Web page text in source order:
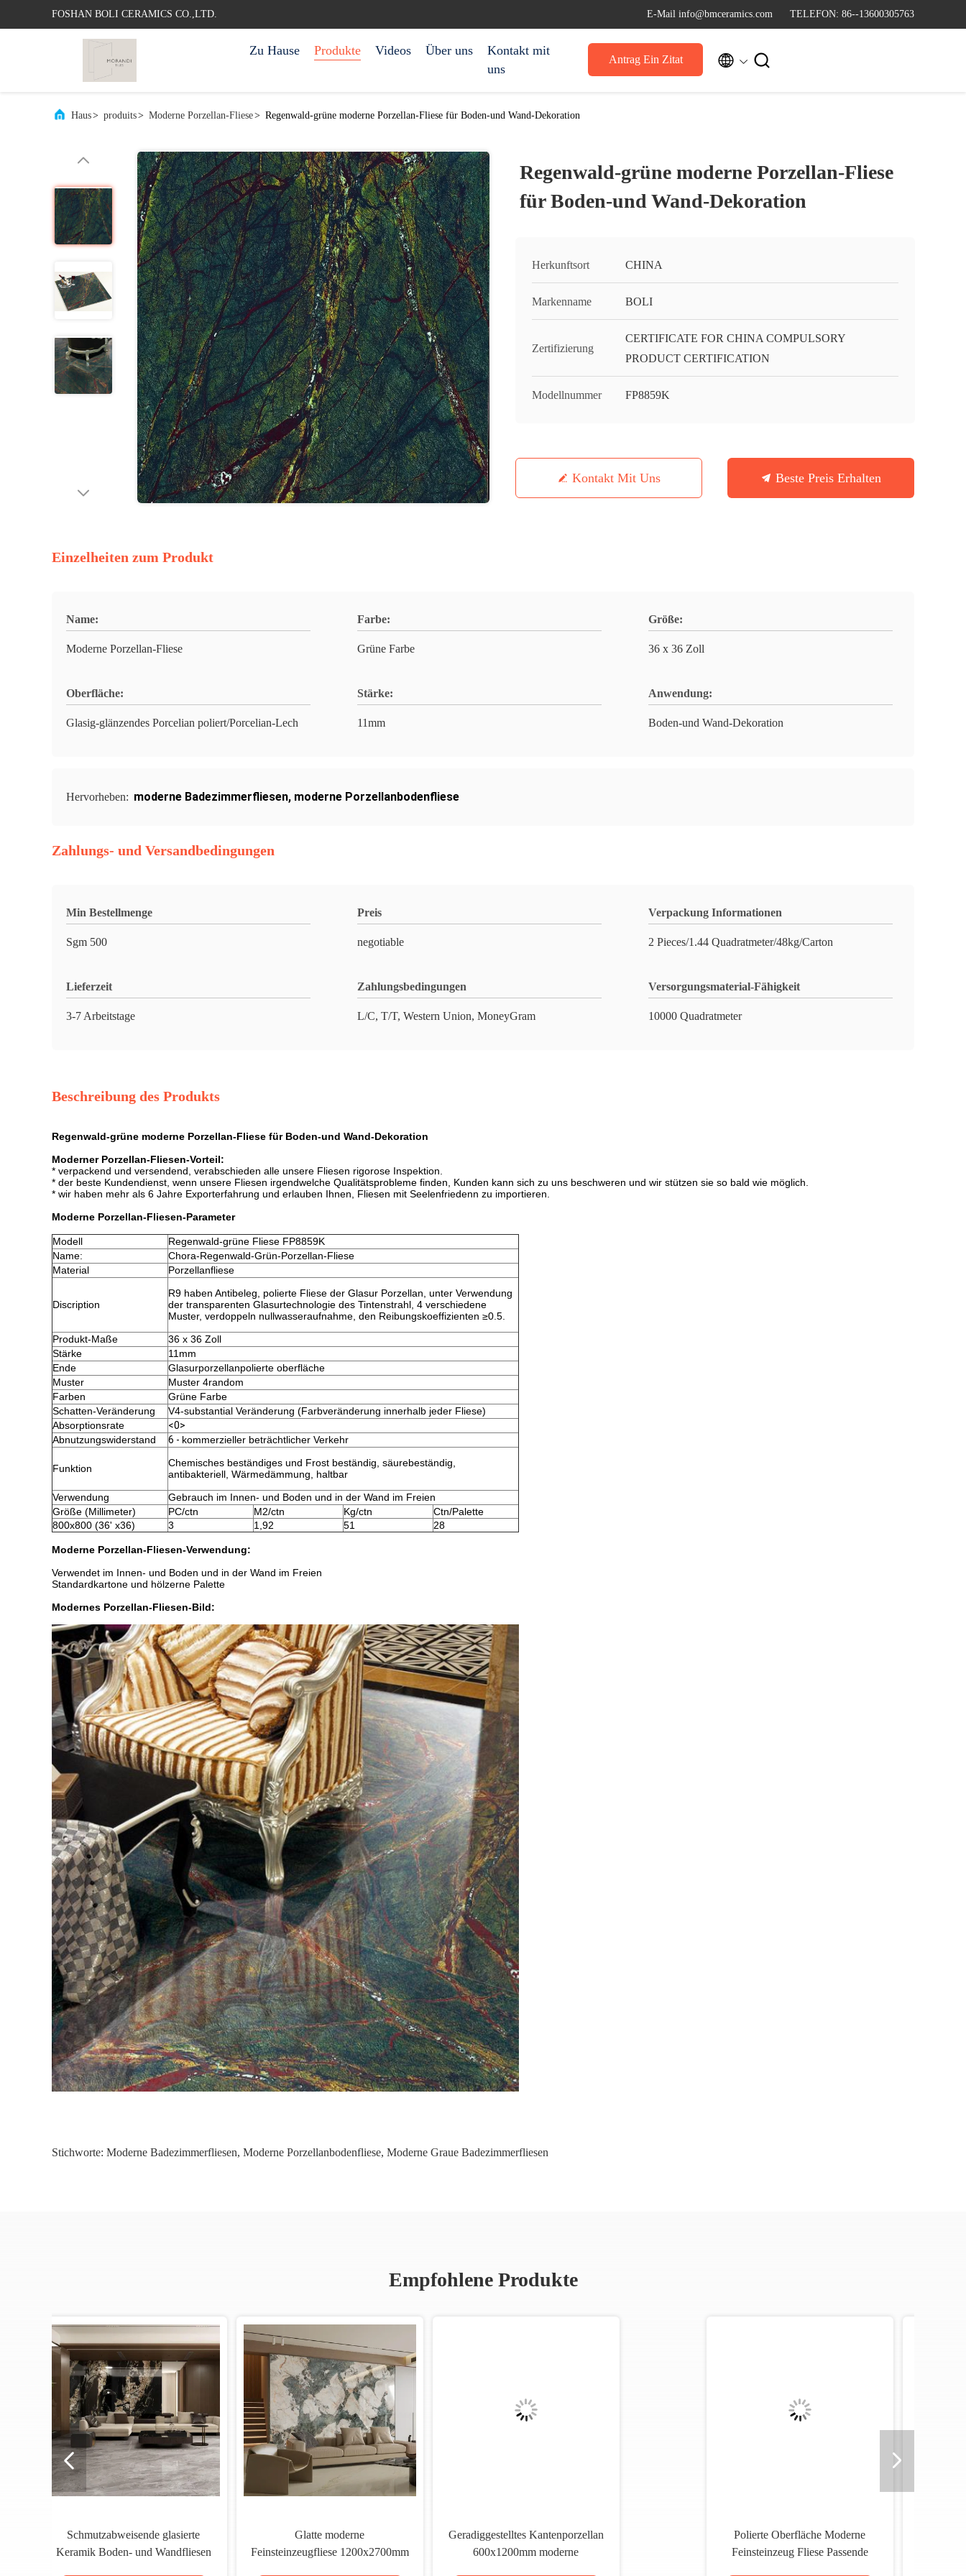
FOSHAN BOLI CERAMICS CO.,LTD. E-Mail info@bmceramics.com TELEFON: 86--13600305763
Zu Hause Produkte Videos Über uns
Kontakt mit
uns
Antrag Ein Zitat  
Haus> produits> Moderne Porzellan-Fliese> Regenwald-grüne moderne Porzellan-Fliese für Boden-und Wand-Dekoration
Regenwald-grüne moderne Porzellan-Fliese
für Boden-und Wand-Dekoration
Herkunftsort CHINA
Markenname BOLI
Zertifizierung
CERTIFICATE FOR CHINA COMPULSORY
PRODUCT CERTIFICATION
Modellnummer FP8859K
Kontakt Mit Uns Beste Preis Erhalten
Einzelheiten zum Produkt
Name:
Moderne Porzellan-Fliese
Farbe:
Grüne Farbe
Größe:
36 x 36 Zoll
Oberfläche:
Glasig-glänzendes Porcelian poliert/Porcelian-Lech
Stärke:
11mm
Anwendung:
Boden-und Wand-Dekoration
Hervorheben: moderne Badezimmerfliesen, moderne Porzellanbodenfliese
Zahlungs- und Versandbedingungen
Min Bestellmenge
Sgm 500
Preis
negotiable
Verpackung Informationen
2 Pieces/1.44 Quadratmeter/48kg/Carton
Lieferzeit
3-7 Arbeitstage
Zahlungsbedingungen
L/C, T/T, Western Union, MoneyGram
Versorgungsmaterial-Fähigkeit
10000 Quadratmeter
Beschreibung des Produkts
Regenwald-grüne moderne Porzellan-Fliese für Boden-und Wand-Dekoration
Moderner Porzellan-Fliesen-Vorteil:
* verpackend und versendend, verabschieden alle unsere Fliesen rigorose Inspektion.
* der beste Kundendienst, wenn unsere Fliesen irgendwelche Qualitätsprobleme finden, Kunden kann sich zu uns beschweren und wir stützen sie so bald wie möglich.
* wir haben mehr als 6 Jahre Exporterfahrung und erlauben Ihnen, Fliesen mit Seelenfriedenn zu importieren.
Moderne Porzellan-Fliesen-Parameter
Modell
Regenwald-grüne Fliese FP8859K
Name:
Chora-Regenwald-Grün-Porzellan-Fliese
Material
Porzellanfliese
Discription
R9 haben Antibeleg, polierte Fliese der Glasur Porzellan, unter Verwendung
der transparenten Glasurtechnologie des Tintenstrahl, 4 verschiedene
Muster, verdoppeln nullwasseraufnahme, den Reibungskoeffizienten ≥0.5.
Produkt-Maße
36 x 36 Zoll
Stärke
11mm
Ende
Glasurporzellanpolierte oberfläche
Muster
Muster 4random
Farben
Grüne Farbe
Schatten-Veränderung
V4-substantial Veränderung (Farbveränderung innerhalb jeder Fliese)
Absorptionsrate
<0>
Abnutzungswiderstand
6 - kommerzieller beträchtlicher Verkehr
Funktion
Chemisches beständiges und Frost beständig, säurebeständig,
antibakteriell, Wärmedämmung, haltbar
Verwendung
Gebrauch im Innen- und Boden und in der Wand im Freien
Größe (Millimeter)
PC/ctn M2/ctn Kg/ctn
Ctn/Palette
800x800 (36' x36)
3 1,92 51 28
Moderne Porzellan-Fliesen-Verwendung:
Verwendet im Innen- und Boden und in der Wand im Freien
Standardkartone und hölzerne Palette
Modernes Porzellan-Fliesen-Bild:
Stichworte: Moderne Badezimmerfliesen, Moderne Porzellanbodenfliese, Moderne Graue Badezimmerfliesen
Empfohlene Produkte
Polierte Oberfläche Moderne
Feinsteinzeug Fliese Passende
Moderne Badezimmerfliesen, die
der Fleckenbeständigkeit
1200x2700mm moderne
Badezimmerfliesen leicht zu
Moderne Porzellanfliesen mit
passender Felsflut bieten ein